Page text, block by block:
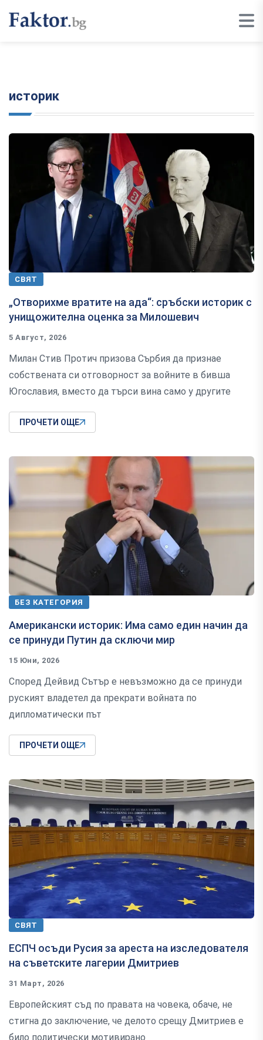
историк
СВЯТ
„Отворихме вратите на ада“: сръбски историк с
унищожителна оценка за Милошевич
5 Август, 2026
Милан Стив Протич призова Сърбия да признае
собствената си отговорност за войните в бивша
Югославия, вместо да търси вина само у другите
ПРОЧЕТИ ОЩЕ
БЕЗ КАТЕГОРИЯ
Американски историк: Има само един начин да
се принуди Путин да сключи мир
15 Юни, 2026
Според Дейвид Сътър е невъзможно да се принуди
руският владетел да прекрати войната по
дипломатически път
ПРОЧЕТИ ОЩЕ
СВЯТ
ЕСПЧ осъди Русия за ареста на изследователя
на съветските лагерии Дмитриев
31 Март, 2026
Европейският съд по правата на човека, обаче, не
стигна до заключение, че делото срещу Дмитриев е
било политически мотивирано